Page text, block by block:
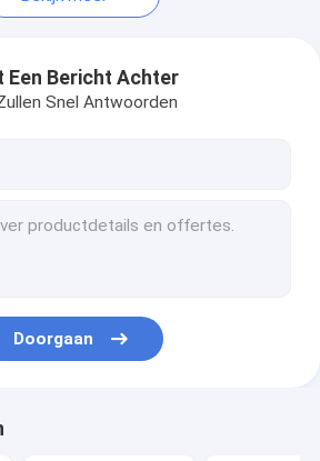
Een Bericht Achter
Snel Antwoorden
Doorgaan